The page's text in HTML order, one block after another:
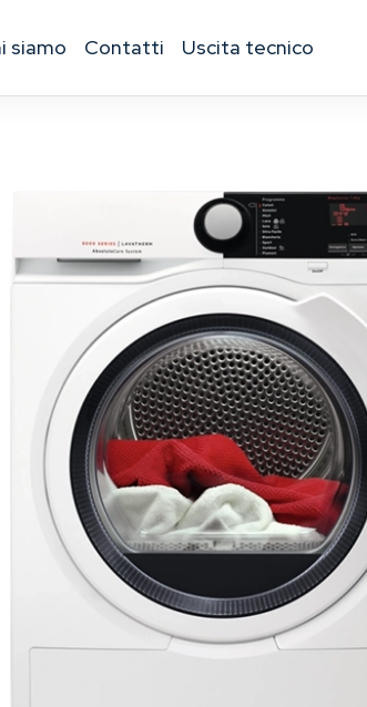
siamo contatti uscita tecnico